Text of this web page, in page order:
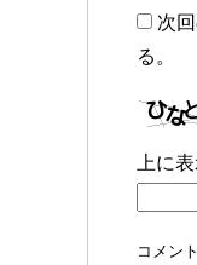
次
る。
上に
コメント